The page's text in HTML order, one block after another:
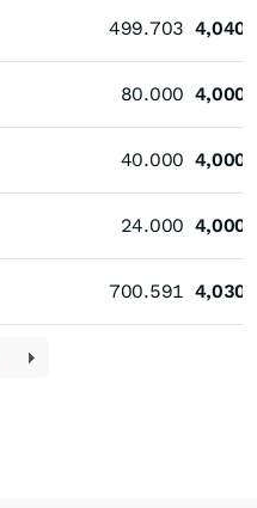
499.703 4,0400
80.000 4,0000
40.000 4,0000
24.000 4,0000
700.591 4,0300